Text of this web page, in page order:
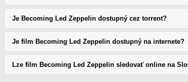
Je Becoming Led Zeppelin dostupný cez torrent?
Je film Becoming Led Zeppelin dostupný na internete?
Lze film Becoming Led Zeppelin sledovať online na